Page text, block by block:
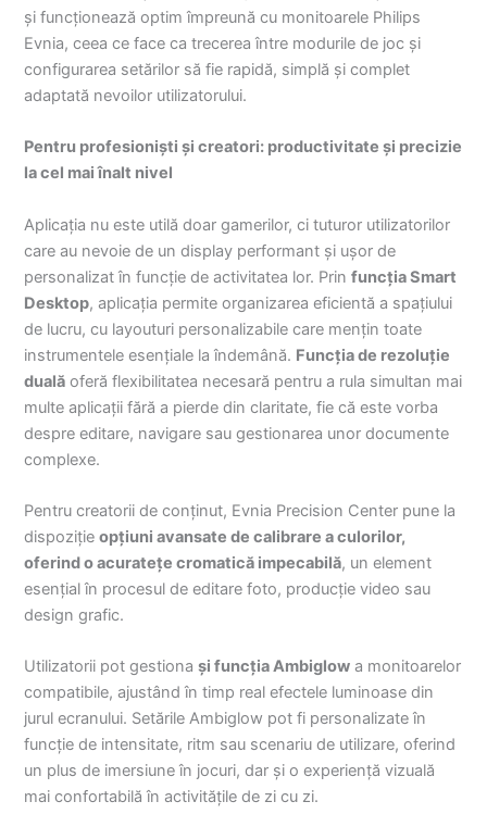
și funcționează optim împreună cu monitoarele Philips
Evnia, ceea ce face ca trecerea între modurile de joc și
configurarea setărilor să fie rapidă, simplă și complet
adaptată nevoilor utilizatorului.
Pentru profesioniști și creatori: productivitate și precizie
la cel mai înalt nivel
Aplicația nu este utilă doar gamerilor, ci tuturor utilizatorilor
care au nevoie de un display performant și ușor de
personalizat în funcție de activitatea lor. Prinfuncția Smart
Desktop, aplicația permite organizarea eficientă a spațiului
de lucru, cu layouturi personalizabile care mențin toate
instrumentele esențiale la îndemână. Funcția de rezoluție
duală oferă flexibilitatea necesară pentru a rula simultan mai
multe aplicații fără a pierde din claritate, fie că este vorba
despre editare, navigare sau gestionarea unor documente
complexe.
Pentru creatorii de conținut, Evnia Precision Center pune la
dispozițieopțiuni avansate de calibrare a culorilor,
oferind o acuratețe cromatică impecabilă, un element
esențial în procesul de editare foto, producție video sau
design grafic.
Utilizatorii pot gestionași funcția Ambiglow a monitoarelor
compatibile, ajustând în timp real efectele luminoase din
jurul ecranului. Setările Ambiglow pot fi personalizate în
funcție de intensitate, ritm sau scenariu de utilizare, oferind
un plus de imersiune în jocuri, dar și o experiență vizuală
mai confortabilă în activitățile de zi cu zi.